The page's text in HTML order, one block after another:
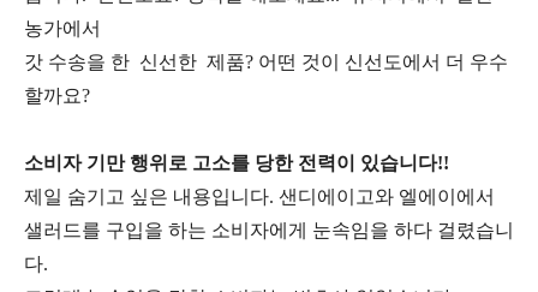
농가에서
갓 수송을 한 신선한 제품? 어떤 것이 신선도에서 더 우수
할까요?
소비자 기만 행위로 고소를 당한 전력이 있습니다!!
제일 숨기고 싶은 내용입니다. 샌디에이고와 엘에이에서
샐러드를 구입을 하는 소비자에게 눈속임을 하다 걸렸습니
다.